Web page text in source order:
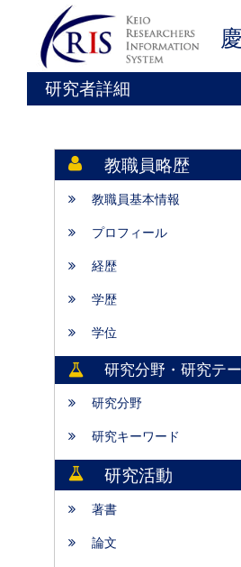
研究者詳細
教職員略歴
教職員基本情報
プロフィール
経歴
学歴
学位
研究分野・研究テ
研究分野
研究キーワード
研究活動
著書
論文